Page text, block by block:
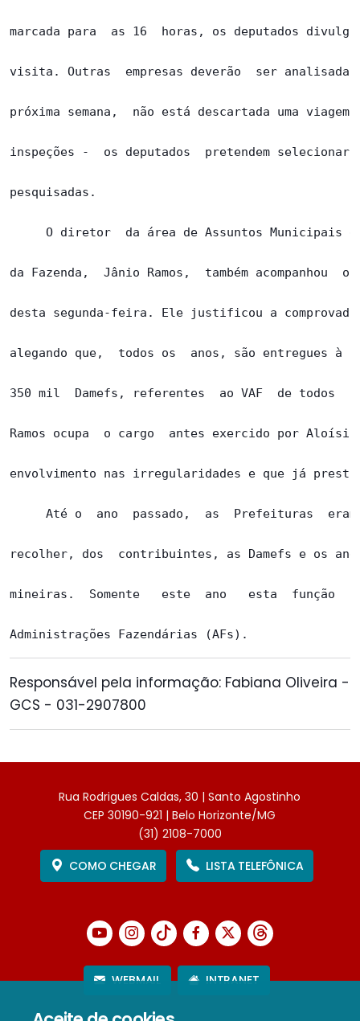
marcada para  as 16  horas, os deputados
visita. Outras  empresas deverão  ser analisadas
próxima semana,  não está descartada uma viagem
inspeções -  os deputados  pretendem selecionar
pesquisadas.
O diretor  da área de Assuntos Municipais
da Fazenda,  Jânio Ramos,  também acompanhou
desta segunda-feira. Ele justificou a
alegando que,  todos os  anos, são entregues à
350 mil  Damefs, referentes  ao VAF  de todos
Ramos ocupa  o cargo  antes exercido por Aloísio
envolvimento nas irregularidades e que já
Até o  ano  passado,  as  Prefeituras
recolher, dos  contribuintes, as Damefs e os
mineiras.  Somente   este  ano   esta  função
Responsável pela informação: Fabiana Oliveira -
GCS - 031-2907800
Rua Rodrigues Caldas, 30 | Santo Agostinho
CEP 30190-921 | Belo Horizonte/MG
(31) 2108-7000
COMO CHEGAR
LISTA TELEFÔNICA
WEBMAIL INTRANET